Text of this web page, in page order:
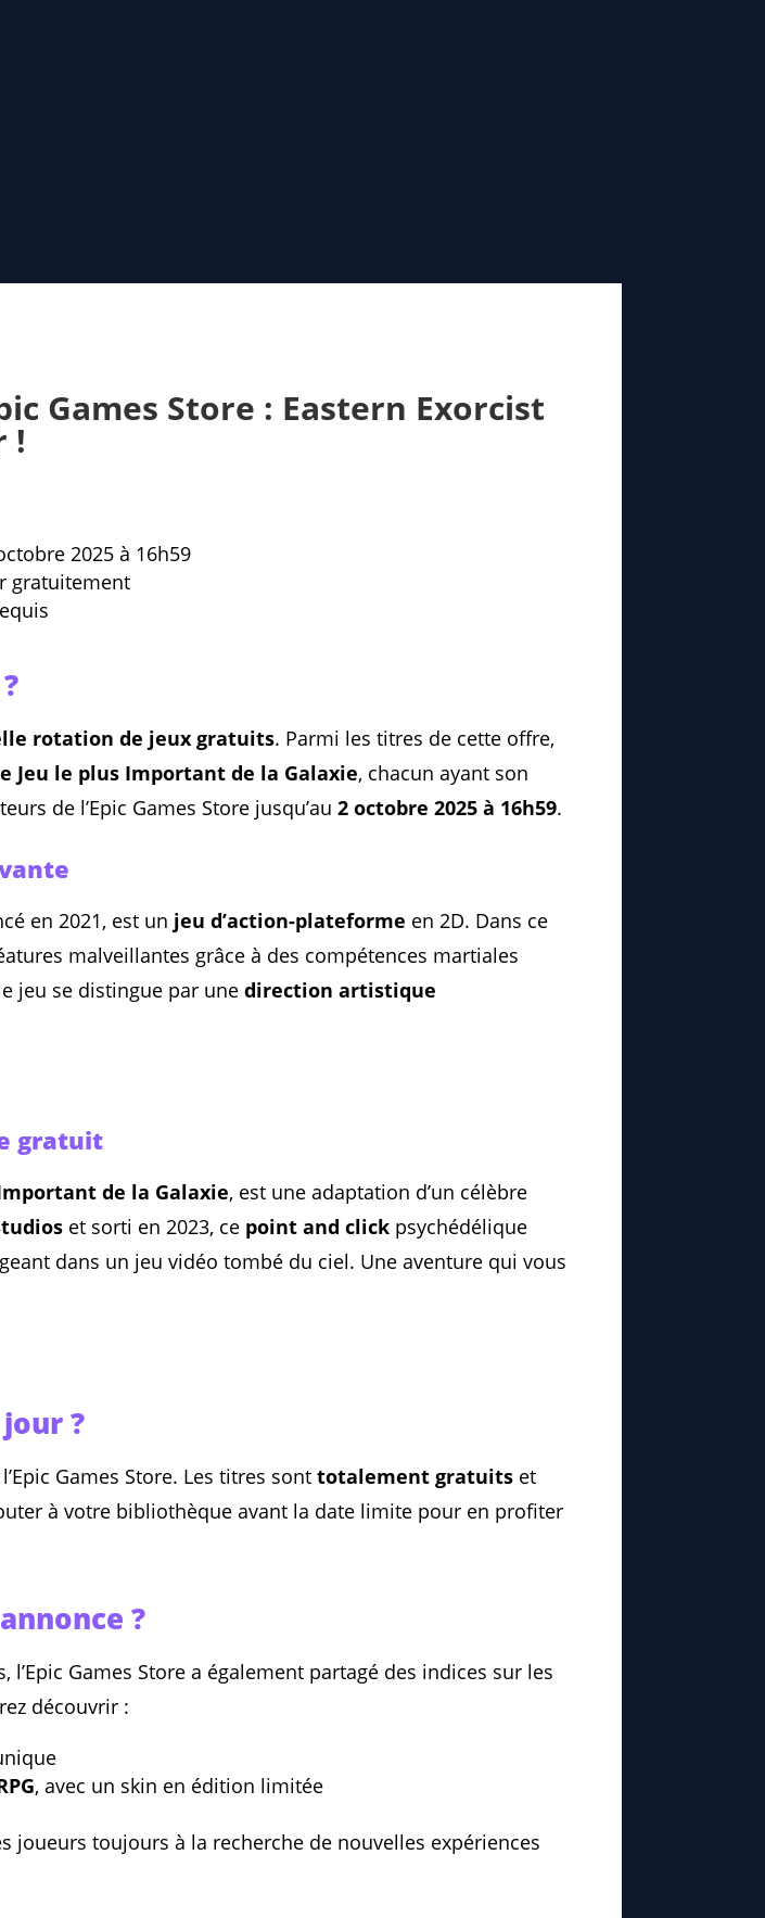
Games Store : Eastern Exorcist
!
2025 à 16h59
gratuitement
rotation de jeux gratuits. Parmi les titres de cette offre,
Jeu le plus Important de la Galaxie, chacun ayant son
de l’Epic Games Store jusqu’au 2 octobre 2025 à 16h59.
en 2021, est un jeu d’action-plateforme en 2D. Dans ce
malveillantes grâce à des compétences martiales
jeu se distingue par une direction artistique
gratuit
de la Galaxie, est une adaptation d’un célèbre
et sorti en 2023, ce point and click psychédélique
dans un jeu vidéo tombé du ciel. Une aventure qui vous
?
Games Store. Les titres sont totalement gratuits et
à votre bibliothèque avant la date limite pour en profiter
?
Games Store a également partagé des indices sur les
découvrir :
, avec un skin en édition limitée
joueurs toujours à la recherche de nouvelles expériences